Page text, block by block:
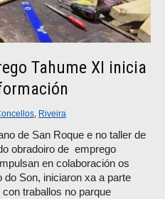
Tahume XI inicia
, Riveira
de San Roque e no taller de
obradoiro de emprego
en colaboración os
Son, iniciaron xa a parte
traballos no parque